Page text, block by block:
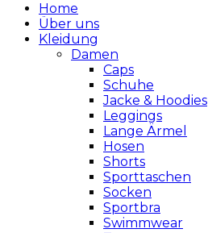
Home
Über uns
Kleidung
Damen
Caps
Schuhe
Jacke & Hoodies
Leggings
Lange Ärmel
Hosen
Shorts
Sporttaschen
Socken
Sportbra
Swimmwear